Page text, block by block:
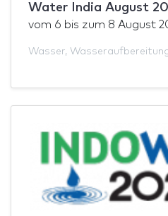
Water India August
vom 6 bis zum 8 August
Wasser,